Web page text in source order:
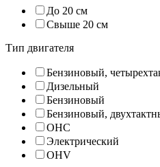
До 20 см
Свыше 20 см
Тип двигателя
Бензиновый,
Дизельный
Бензиновый
Бензиновый,
OHC
Электрический
OHV